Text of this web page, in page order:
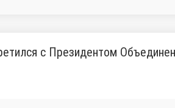
с Президентом